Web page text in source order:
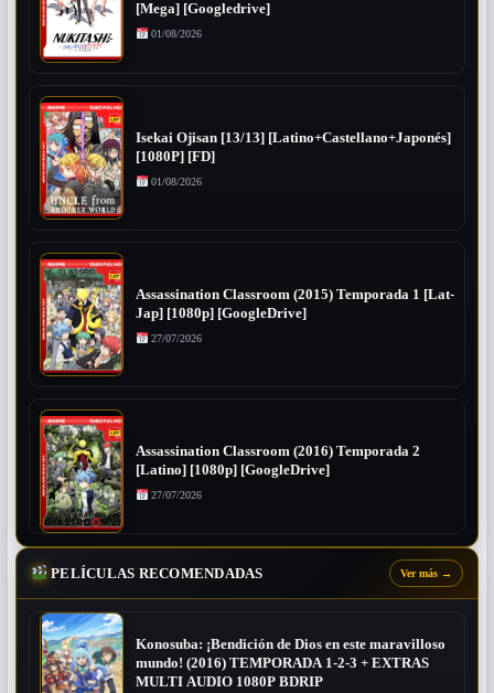
[Mega] [Googledrive]
01/08/2026
Isekai Ojisan [13/13] [Latino+Castellano+Japonés]
[1080P] [FD]
01/08/2026
Assassination Classroom (2015) Temporada 1 [Lat-
Jap] [1080p] [GoogleDrive]
27/07/2026
Assassination Classroom (2016) Temporada 2
[Latino] [1080p] [GoogleDrive]
27/07/2026
PELÍCULAS RECOMENDADAS Ver más →
Konosuba: ¡Bendición de Dios en este maravilloso
mundo! (2016) TEMPORADA 1-2-3 + EXTRAS
MULTI AUDIO 1080P BDRIP